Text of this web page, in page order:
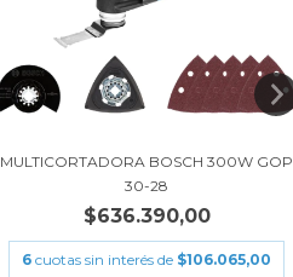
MULTICORTADORA BOSCH 300W GOP
30-28
$636.390,00
6 cuotas sin interés de $106.065,00